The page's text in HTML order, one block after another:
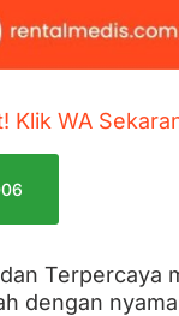
Klik WA
Terpercaya
dengan